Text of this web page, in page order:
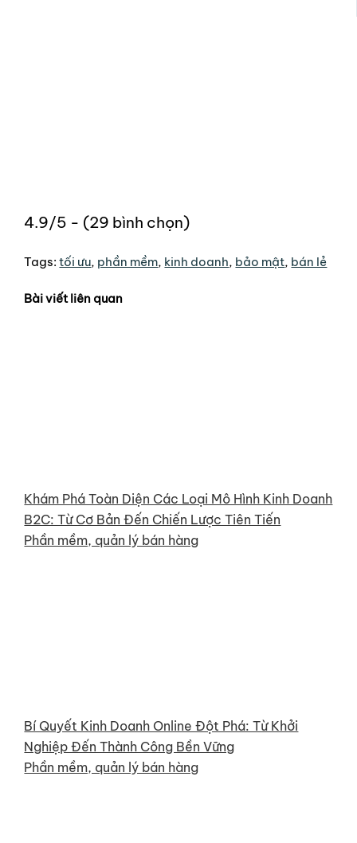
4.9/5 - (29 bình chọn)
Tags:tối ưu, phần mềm, kinh doanh, bảo mật, bán lẻ
Bài viết liên quan
Khám Phá Toàn Diện Các Loại Mô Hình Kinh Doanh
B2C: Từ Cơ Bản Đến Chiến Lược Tiên Tiến
Phần mềm, quản lý bán hàng
Bí Quyết Kinh Doanh Online Đột Phá: Từ Khởi
Nghiệp Đến Thành Công Bền Vững
Phần mềm, quản lý bán hàng